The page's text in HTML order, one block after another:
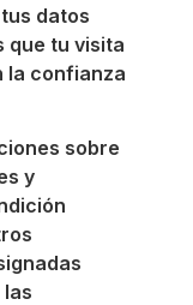
datos
que tu visita
la confianza
sobre
y